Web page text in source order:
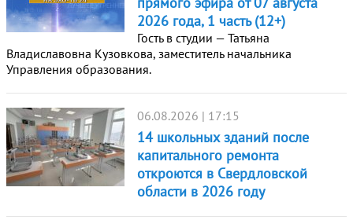
2026 года, 1 часть (12+)
Гость в студии — Татьяна
Владиславовна Кузовкова, заместитель начальника
Управления образования.
06.08.2026 | 17:15
14 школьных зданий после
капитального ремонта
откроются в Свердловской
области в 2026 году